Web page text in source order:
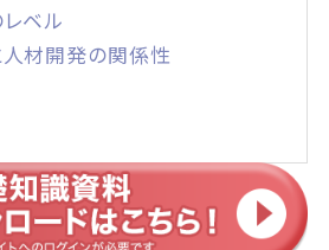
ベル
材開発の関係性